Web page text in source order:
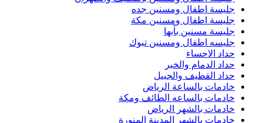
جليسة اطفال ومسنين جده
جليسة اطفال ومسنين مكة
جليسة مسنين بأبها
جليسه اطفال ومسنين تبوك
حداد الاحساء
حداد الدمام والخبر
حداد القطيف والجبيل
خادمات بالساعة الرياض
خادمات بالساعه الطائف ومكة
خادمات بالشهر الرياض
خادمات بالشهر المدينة المنورة